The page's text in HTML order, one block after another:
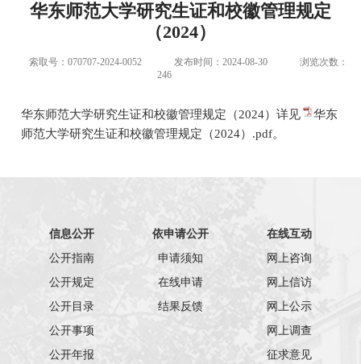
华东师范大学研究生证和校徽管理规定
（2024）
索取号：070707-2024-0052 发布时间：2024-08-30
浏览次数：
246
华东师范大学研究生证和校徽管理规定（2024）详见
华东
师范大学研究生证和校徽管理规定（2024）.pdf。
信息公开
公开指南
公开规定
公开目录
公开事项
公开年报
依申请公开
申请须知
在线申请
结果反馈
在线互动
网上咨询
网上信访
网上公示
网上调查
征求意见